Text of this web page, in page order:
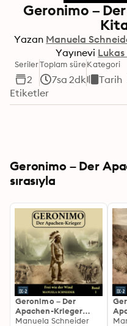
Geronimo –
Yazan Manuela
Yayınevi
Seriler
2
Toplam süre
7sa 2dk
Kategori
Tarih
Etiketler
Geronimo – Der
sırasıyla
Geronimo – Der
Apachen-Krieger
Band 1: Frei wie der
Manuela Schneider